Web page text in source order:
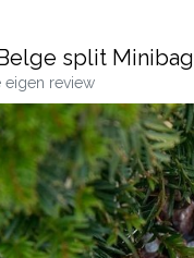
split Minibag
eigen review